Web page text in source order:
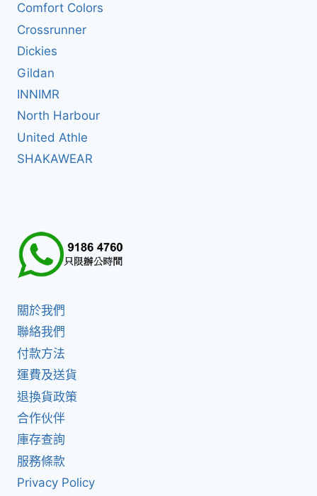
Comfort Colors
Crossrunner
Dickies
Gildan
INNIMR
North Harbour
United Athle
SHAKAWEAR
關於我們
聯絡我們
付款方法
運費及送貨
退換貨政策
合作伙伴
庫存查詢
服務條款
Privacy Policy